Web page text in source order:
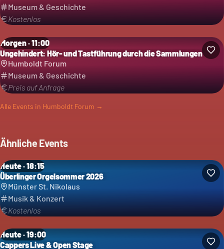
Museum & Geschichte
Kostenlos
Morgen · 11:00
Ungehindert: Hör- und Tastführung durch die Sammlungen
Humboldt Forum
Museum & Geschichte
Preis auf Anfrage
Alle Events in Humboldt Forum →
Ähnliche Events
Heute · 18:15
Überlinger Orgelsommer 2026
Münster St. Nikolaus
Musik & Konzert
Kostenlos
Heute · 19:00
Cappers Live & Open Stage